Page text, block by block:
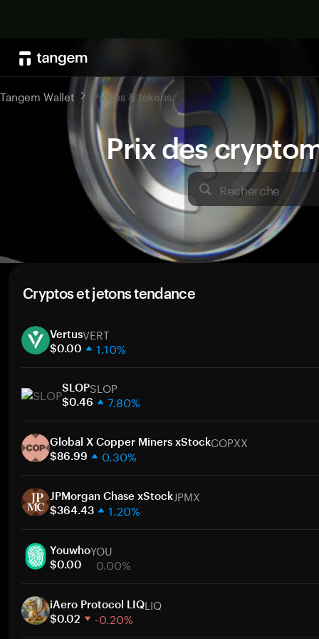
Prix des
Recherche
Tangem Wallet Pièces & tokens
Cryptos et jetons tendance
VertusVERT
$0.00 1.10%
30 jours
Capitalisation boursière
SLOPSLOP
$0.46 7.80%
30 jours
Capitalisation boursière
Global X Copper Miners xStockCOPXX
$86.99 0.30%
30 jours
Capitalisation boursière
JPMorgan Chase xStockJPMX
$364.43 1.20%
30 jours
Capitalisation boursière
YouwhoYOU
$0.00 0.00%
30 jours
Capitalisation boursière
iAero Protocol LIQLIQ
$0.02 -0.20%